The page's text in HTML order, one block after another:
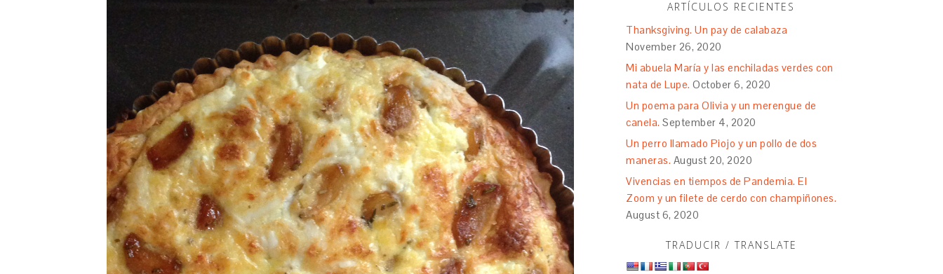
ARTÍCULOS RECIENTES
Thanksgiving. Un pay de calabaza
November 26, 2020
Mi abuela María y las enchiladas verdes con
nata de Lupe. October 6, 2020
Un poema para Olivia y un merengue de
canela. September 4, 2020
Un perro llamado Piojo y un pollo de dos
maneras. August 20, 2020
Vivencias en tiempos de Pandemia. El
Zoom y un filete de cerdo con champiñones.
August 6, 2020
TRADUCIR / TRANSLATE